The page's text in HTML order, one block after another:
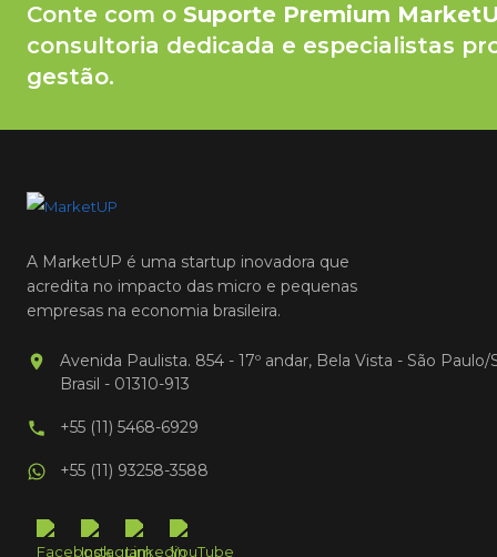
Conte com o Suporte Premium
consultoria dedicada e especialistas
gestão.
A MarketUP é uma startup inovadora que
acredita no impacto das micro e pequenas
empresas na economia brasileira.
Avenida Paulista. 854 - 17º andar, Bela Vista - São Paulo/
Brasil - 01310-913
+55 (11) 5468-6929
+55 (11) 93258-3588